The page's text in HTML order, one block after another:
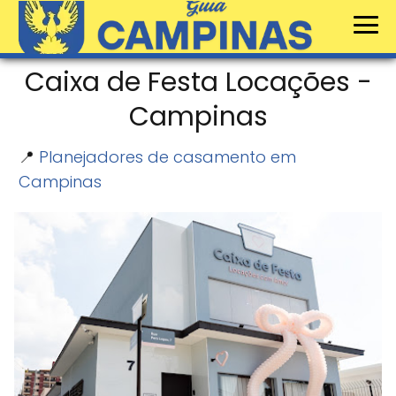
Caixa de Festa Locações -
Campinas
📍 Planejadores de casamento em
Campinas